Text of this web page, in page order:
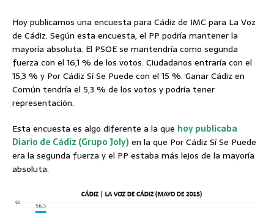
Hoy publicamos una encuesta para Cádiz de IMC para La Voz
de Cádiz. Según esta encuesta, el PP podría mantener la
mayoría absoluta. El PSOE se mantendría como segunda
fuerza con el 16,1 % de los votos. Ciudadanos entraría con el
15,3 % y Por Cádiz Sí Se Puede con el 15 %. Ganar Cádiz en
Común tendría el 5,3 % de los votos y podría tener
representación.
Esta encuesta es algo diferente a la que hoy publicaba
Diario de Cádiz (Grupo Joly) en la que Por Cádiz Sí Se Puede
era la segunda fuerza y el PP estaba más lejos de la mayoría
absoluta.